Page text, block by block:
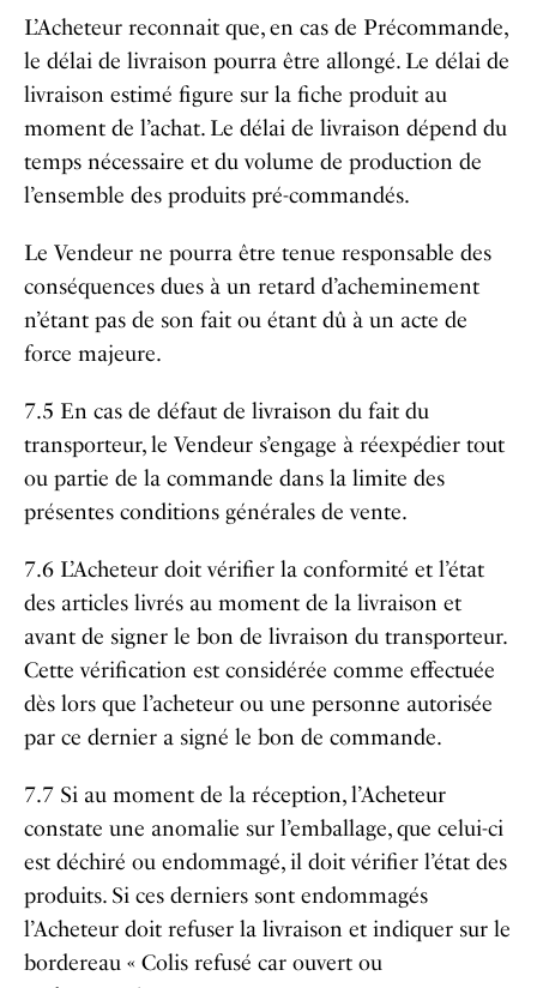
L’Acheteur reconnait que, en cas de Précommande,
le délai de livraison pourra être allongé. Le délai de
livraison estimé figure sur la fiche produit au
moment de l’achat. Le délai de livraison dépend du
temps nécessaire et du volume de production de
l’ensemble des produits pré-commandés.
Le Vendeur ne pourra être tenue responsable des
conséquences dues à un retard d’acheminement
n’étant pas de son fait ou étant dû à un acte de
force majeure.
7.5 En cas de défaut de livraison du fait du
transporteur, le Vendeur s’engage à réexpédier tout
ou partie de la commande dans la limite des
présentes conditions générales de vente.
7.6 L’Acheteur doit vérifier la conformité et l’état
des articles livrés au moment de la livraison et
avant de signer le bon de livraison du transporteur.
Cette vérification est considérée comme effectuée
dès lors que l’acheteur ou une personne autorisée
par ce dernier a signé le bon de commande.
7.7 Si au moment de la réception, l’Acheteur
constate une anomalie sur l’emballage, que celui-ci
est déchiré ou endommagé, il doit vérifier l’état des
produits. Si ces derniers sont endommagés
l’Acheteur doit refuser la livraison et indiquer sur le
bordereau « Colis refusé car ouvert ou